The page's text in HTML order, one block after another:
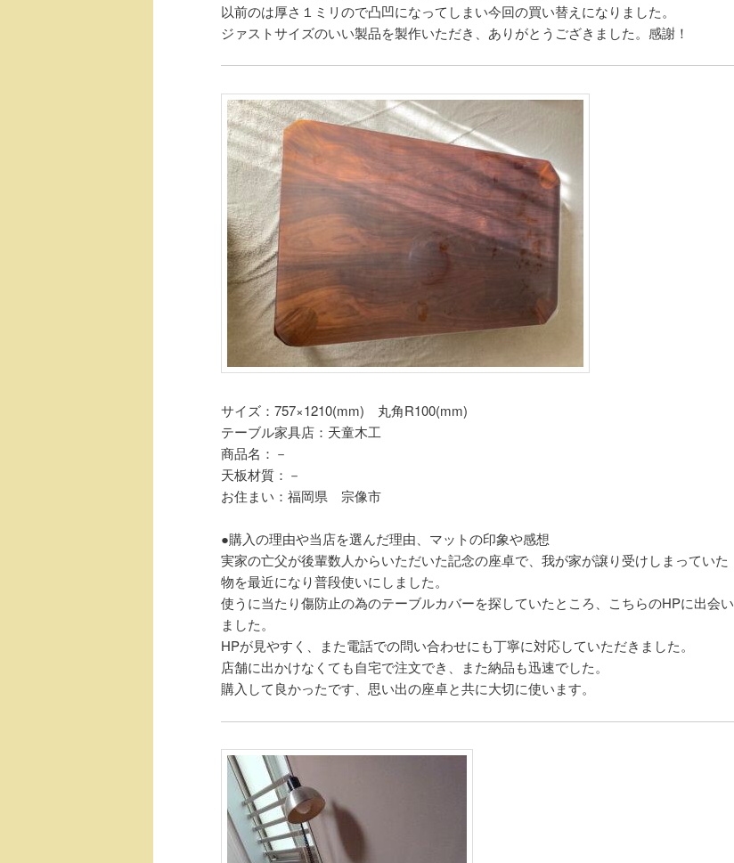
以前のは厚さ１ミリので凸凹になってしまい今回の買い替えになりました。
ジァストサイズのいい製品を製作いただき、ありがとうござきました。感謝！
サイズ：757×1210(mm) 丸角R100(mm)
テーブル家具店：天童木工
商品名：－
天板材質：－
お住まい：福岡県 宗像市
●購入の理由や当店を選んだ理由、マットの印象や感想
実家の亡父が後輩数人からいただいた記念の座卓で、我が家が譲り受けしまっていた
物を最近になり普段使いにしました。
使うに当たり傷防止の為のテーブルカバーを探していたところ、こちらのHPに出会い
ました。
HPが見やすく、また電話での問い合わせにも丁寧に対応していただきました。
店舗に出かけなくても自宅で注文でき、また納品も迅速でした。
購入して良かったです、思い出の座卓と共に大切に使います。